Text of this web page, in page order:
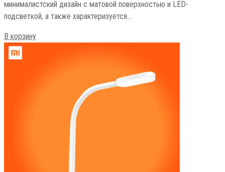
минималистский дизайн с матовой поверхностью и LED-
подсветкой, а также характеризуется…
В корзину